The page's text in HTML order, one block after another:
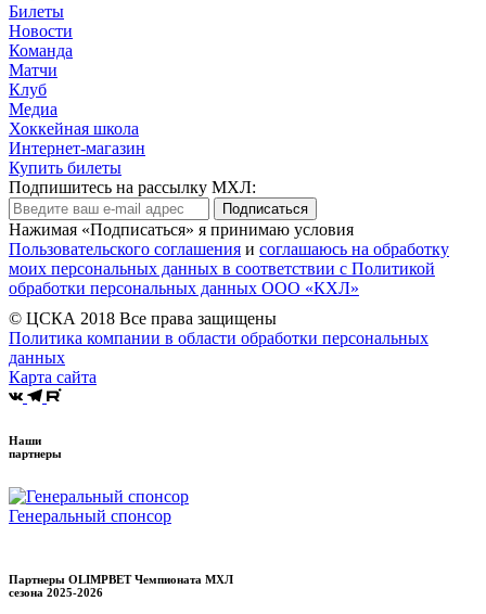
Билеты
Новости
Команда
Матчи
Клуб
Медиа
Хоккейная школа
Интернет-магазин
Купить билеты
Подпишитесь на рассылку МХЛ:
Подписаться
Нажимая «Подписаться» я принимаю условия
Пользовательского соглашения и соглашаюсь на обработку
моих персональных данных в соответствии с Политикой
обработки персональных данных ООО «КХЛ»
© ЦСКА 2018 Все права защищены
Политика компании в области обработки персональных
данных
Карта сайта
Наши
партнеры
Генеральный спонсор
Партнеры OLIMPBET Чемпионата МХЛ
сезона 2025-2026